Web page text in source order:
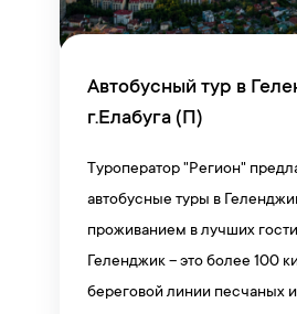
Автобусный тур в
г.Елабуга (П)
Туроператор "Регион"
автобусные туры в
проживанием в лучших
Геленджик – это более 100
береговой линии песчаных